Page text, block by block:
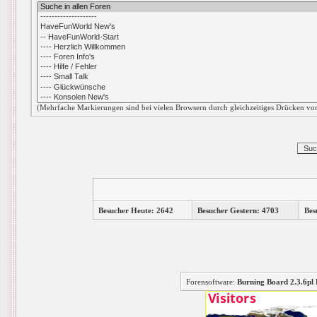
(Mehrfache Markierungen sind bei vielen Browsern durch gleichzeitiges Drücken
Besucher Heute: 2642 Besucher Gestern: 4703
Forensoftware: Burning Board